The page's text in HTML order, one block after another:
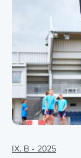
IX. B - 2025